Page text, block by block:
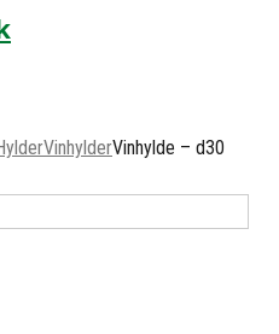
VinhylderVinhylde – d30